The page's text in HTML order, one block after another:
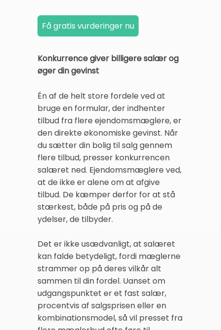
Konkurrence giver billigere salær og
øger din gevinst
Én af de helt store fordele ved at
bruge en formular, der indhenter
tilbud fra flere ejendomsmæglere, er
den direkte økonomiske gevinst. Når
du sætter din bolig til salg gennem
flere tilbud, presser konkurrencen
salæret ned. Ejendomsmæglere ved,
at de ikke er alene om at afgive
tilbud. De kæmper derfor for at stå
stærkest, både på pris og på de
ydelser, de tilbyder.
Det er ikke usædvanligt, at salæret
kan falde betydeligt, fordi mæglerne
strammer op på deres vilkår alt
sammen til din fordel. Uanset om
udgangspunktet er et fast salær,
procentvis af salgsprisen eller en
kombinationsmodel, så vil presset fra